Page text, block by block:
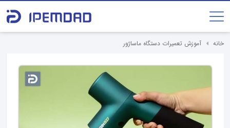
خانه آموزش تعمیرات دستگاه ماساژور